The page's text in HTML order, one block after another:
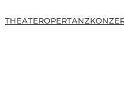
THEATEROPERTANZ